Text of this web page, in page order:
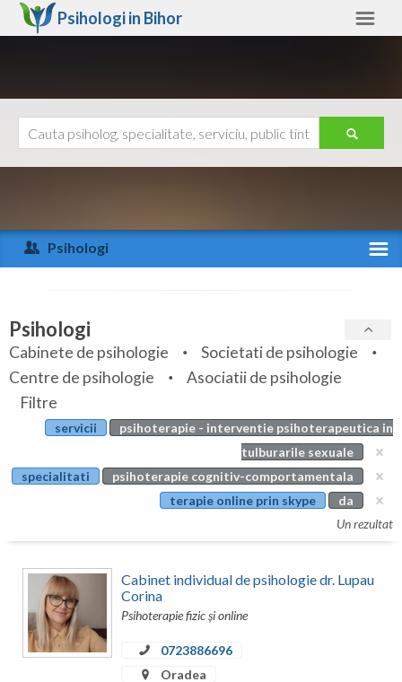
Psihologi in Bihor
Arad
Arges
Bihor
Bistrita-Nasaud
Botosani
Brasov
Calarasi
Caras-Severin
Ajutor
Psihologi
Specialitati
Servicii
Articole
Evenimente
Cabinet
Psihologi
Cabinete de psihologie
Societati de psihologie
Centre de psihologie
Asociatii de psihologie
Filtre
servicii
psihoterapie - interventie psihoterapeutica in
tulburarile sexuale
specialitati
psihoterapie cognitiv-comportamentala
terapie online prin skype
da
Un rezultat
Cabinet individual de psihologie dr. Lupau
Corina
Psihoterapie fizic și online
0723886696
Oradea